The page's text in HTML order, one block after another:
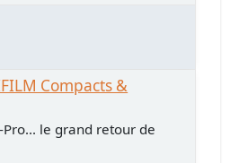
Compacts &
Pro... le grand retour de